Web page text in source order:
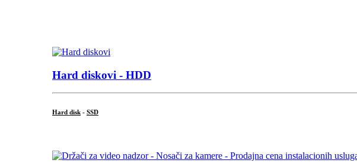
Hard diskovi - HDD
Hard disk - SSD